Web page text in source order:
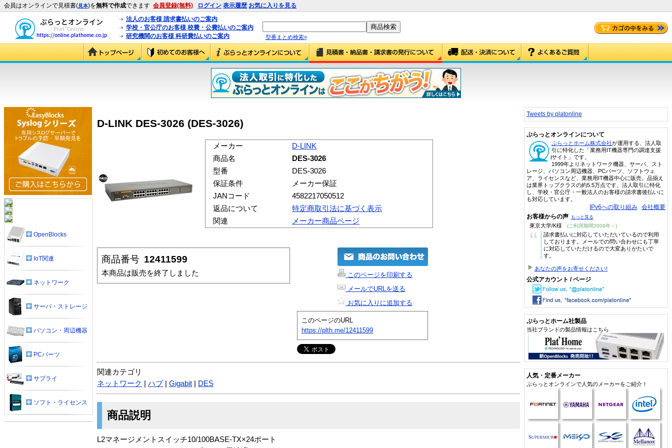
会員はオンラインで見積書(見本)を無料で作成できます 会員登録(無料) ログイン 表示履歴 お気に入りを見る
法人のお客様 請求書払いのご案内
学校・官公庁のお客様 校費・公費払いのご案内
研究機関のお客様 科研費払いのご案内
型番まとめ検索»
D-LINK DES-3026 (DES-3026)
メーカー
D-LINK
商品名
DES-3026
型番
DES-3026
保証条件
メーカー保証
JANコード
4582217050512
返品について
特定商取引法に基づく表示
関連
メーカー商品ページ
商品番号 12411599
本商品は販売を終了しました
このページを印刷する
メールでURLを送る
お気に入りに追加する
このページのURL
https://plth.me/12411599
関連カテゴリ
ネットワーク
ハブ Gigabit DES
商品説明
L2マネージメントスイッチ10/100BASE-TX×24ポート
OpenBlocks
IoT関連
ネットワーク
サーバ・ストレージ
パソコン・周辺機器
PCパーツ
サプライ
ソフト・ライセンス
Tweets by platonline
ぷらっとオンラインについて
ぷらっとホーム株式会社が運用する、法人取
引に特化した「業務用IT機器専門の調達支援
サイト」です。
1999年よりネットワーク機器、サーバ、スト
レージ、パソコン周辺機器、PCパーツ、ソフトウェ
ア、ライセンスなど、業務用IT機器中心に販売。品揃え
は業界トップクラスの約5.5万点です。法人取引に特化
し、学校・官公庁・一般法人のお客様の請求書後払いに
も対応しています。
IPv6への取り組み 会社概要
お客様からの声 もっと見る
東京大学/K様 (ご利用期間2009年～)
“
請求書払いに対応していただいているので利用
しております。メールでの問い合わせにも丁寧
に対応していただけるので大変ありがたいで
す。
あなたの声をお寄せください!
公式アカウント / ページ
ぷらっとホーム社製品
当社ブランドの製品情報はこちら
人気・定番メーカー
ぷらっとオンラインで人気のメーカーをご紹介！